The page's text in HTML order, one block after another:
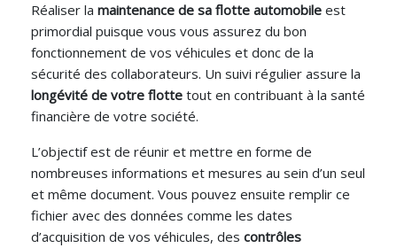
Réaliser la maintenance de sa flotte automobile est
primordial puisque vous vous assurez du bon
fonctionnement de vos véhicules et donc de la
sécurité des collaborateurs. Un suivi régulier assure la
longévité de votre flotte tout en contribuant à la santé
financière de votre société.
L’objectif est de réunir et mettre en forme de
nombreuses informations et mesures au sein d’un seul
et même document. Vous pouvez ensuite remplir ce
fichier avec des données comme les dates
d’acquisition de vos véhicules, des contrôles